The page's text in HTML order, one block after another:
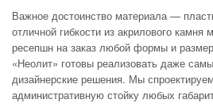
Важное достоинство материала —
отличной гибкости из акрилового камня
ресепшн на заказ любой формы и
«Неолит» готовы реализовать даже
дизайнерские решения. Мы
административную стойку любых